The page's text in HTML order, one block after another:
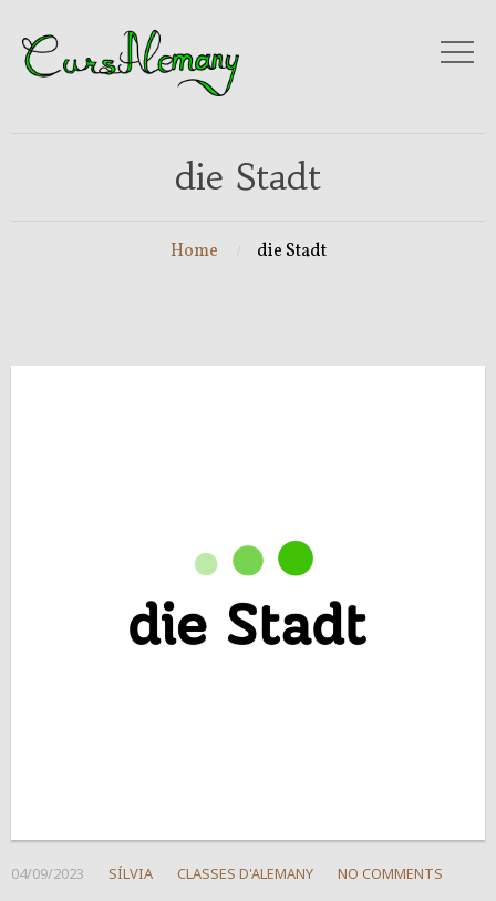
die Stadt
Home die Stadt
04/09/2023 SÍLVIA CLASSES D'ALEMANY NO COMMENTS